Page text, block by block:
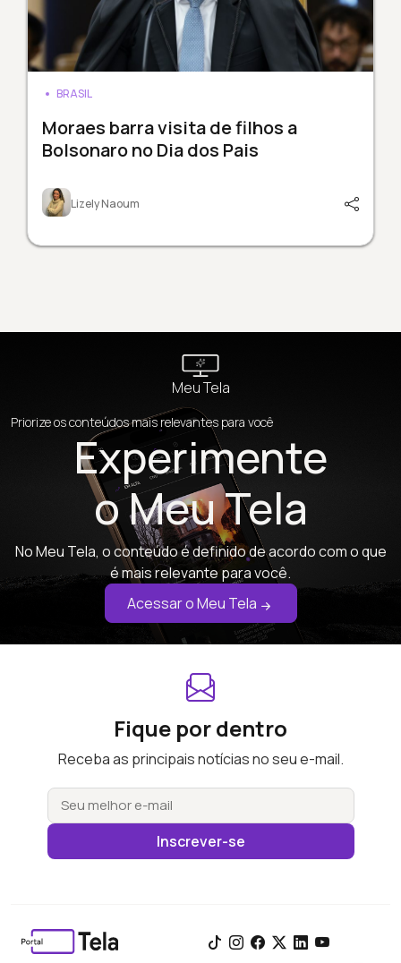
BRASIL
Moraes barra visita de filhos a
Bolsonaro no Dia dos Pais
Lizely Naoum
Meu Tela
Priorize os conteúdos mais relevantes para você
Experimente
o Meu Tela
No Meu Tela, o conteúdo é definido de acordo com o que
é mais relevante para você.
Acessar o Meu Tela
Fique por dentro
Receba as principais notícias no seu e-mail.
Inscrever-se